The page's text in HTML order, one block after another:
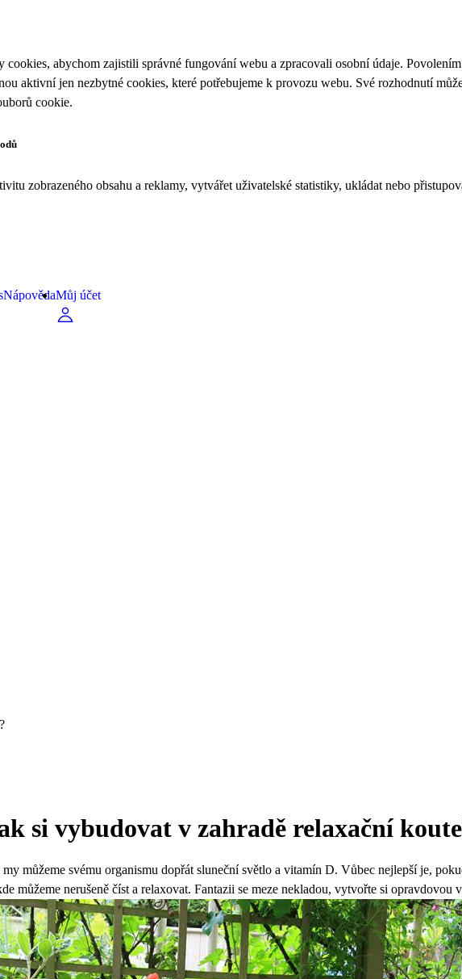
cookies, abychom zajistili správné fungování webu a zpracovali osobní údaje.
aktivní jen nezbytné cookies, které potřebujeme k provozu webu. Své rozhodnutí
cookie.
zobrazeného obsahu a reklamy, vytvářet uživatelské statistiky, ukládat nebo
NápovědaMůj účet
si vybudovat v zahradě relaxační
můžeme svému organismu dopřát sluneční světlo a vitamín D. Vůbec nejlepší je,
můžeme nerušeně číst a relaxovat. Fantazii se meze nekladou, vytvořte si opravdovou